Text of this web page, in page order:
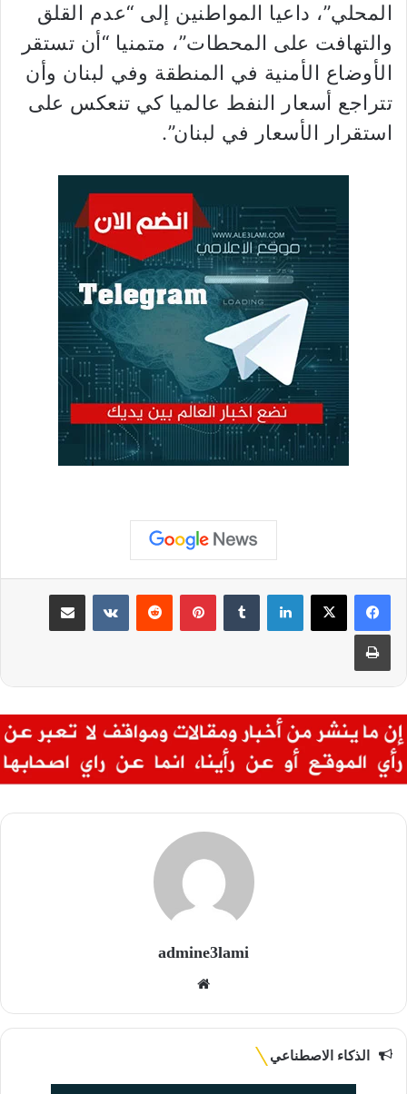
المحلي”، داعيا المواطنين إلى “عدم القلق
والتهافت على المحطات”، متمنيا “أن تستقر
الأوضاع الأمنية في المنطقة وفي لبنان وأن
تتراجع أسعار النفط عالميا كي تنعكس على
استقرار الأسعار في لبنان”.
لينكدإن بينتيريست مشاركة عبر البريد
طباعة
admine3lami
الذكاء الاصطناعي